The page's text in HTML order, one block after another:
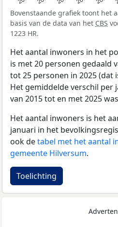
Bovenstaande grafiek toont het
basis van de data van het CBS
1223 HR.
Het aantal inwoners in het
is met 20 personen gedaald
tot 25 personen in 2025 (dat
Het gemiddelde verschil per
van 2015 tot en met 2025
Het aantal inwoners is het
januari in het
ook detabel met het aantal
gemeente Hilversum.
Toelichting